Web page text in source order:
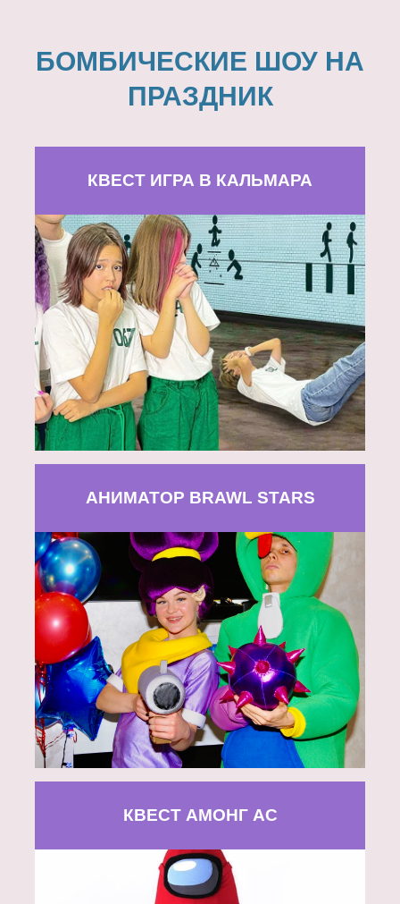
БОМБИЧЕСКИЕ ШОУ НА
ПРАЗДНИК
КВЕСТ ИГРА В КАЛЬМАРА
АНИМАТОР BRAWL STARS
КВЕСТ АМОНГ АС